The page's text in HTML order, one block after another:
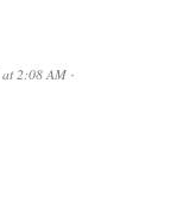
at 2:08 AM ·